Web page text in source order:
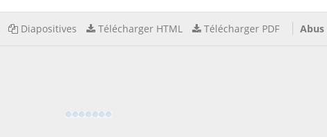
Diapositives Télécharger HTML Télécharger PDF Abus